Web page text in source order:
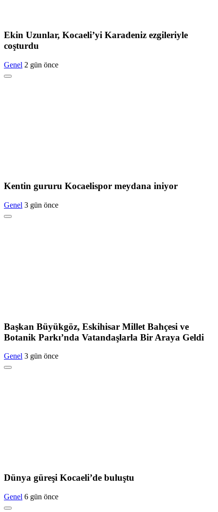
Ekin Uzunlar, Kocaeli’yi Karadeniz ezgileriyle
coşturdu
Genel 2 gün önce
Kentin gururu Kocaelispor meydana iniyor
Genel 3 gün önce
Başkan Büyükgöz, Eskihisar Millet Bahçesi ve
Botanik Parkı’nda Vatandaşlarla Bir Araya Geldi
Genel 3 gün önce
Dünya güreşi Kocaeli’de buluştu
Genel 6 gün önce